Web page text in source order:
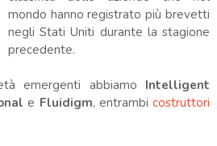
mondo hanno registrato più brevetti
negli Stati Uniti durante la stagione
precedente.
emergenti abbiamo Intelligent
e Fluidigm, entrambicostruttori